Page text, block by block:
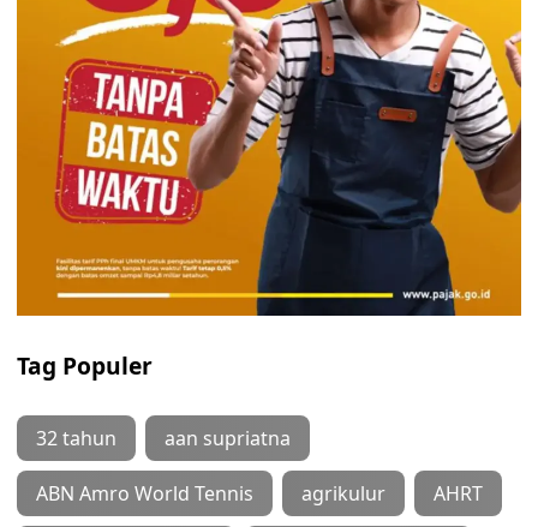
Tag Populer
32 tahun aan supriatna
ABN Amro World Tennis agrikulur AHRT